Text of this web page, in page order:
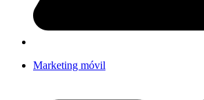
Marketing móvil